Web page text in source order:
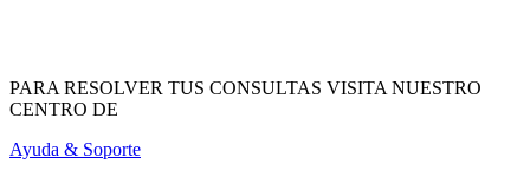
PARA RESOLVER TUS CONSULTAS VISITA NUESTRO
CENTRO DE
Ayuda & Soporte